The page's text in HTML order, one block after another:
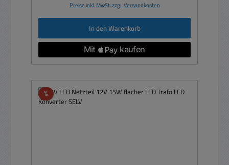
Preise inkl. MwSt. zzgl. Versandkosten
In den Warenkorb
%Rabatt